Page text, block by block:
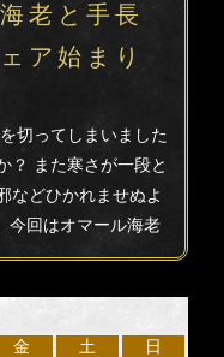
老と手長
ア始まり
切ってしまいました
？ また寒さが一段と
などひかれませぬよ
回はオマール海老
金 土
日